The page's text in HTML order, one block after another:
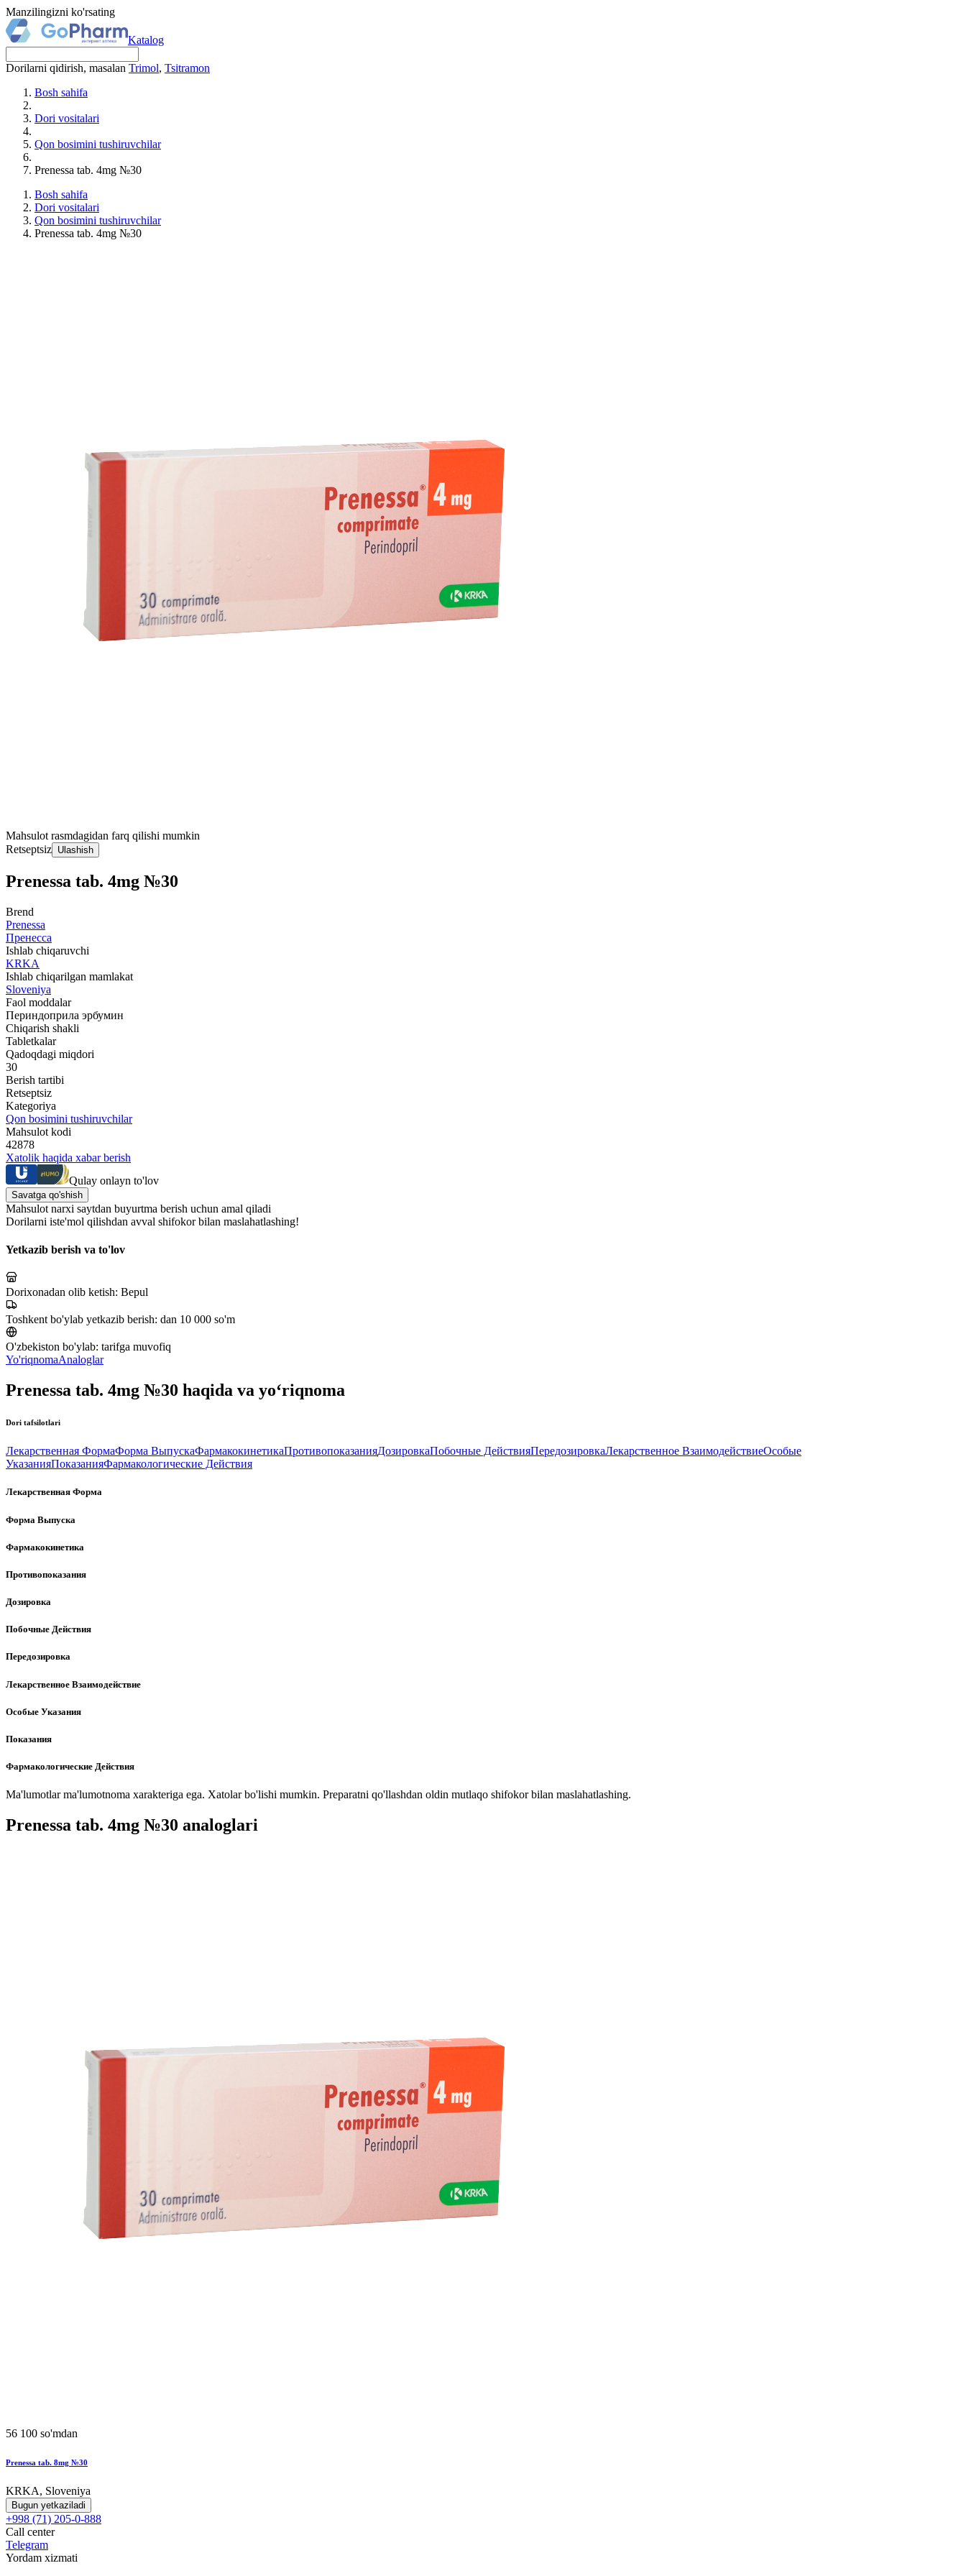
Manzilingizni ko'rsating
Katalog
Dorilarni qidirish, masalan Trimol, Tsitramon
Bosh sahifa
Dori vositalari
Qon bosimini tushiruvchilar
Prenessa tab. 4mg №30
Bosh sahifa
Dori vositalari
Qon bosimini tushiruvchilar
Prenessa tab. 4mg №30
Mahsulot rasmdagidan farq qilishi mumkin
Retseptsiz Ulashish
Prenessa tab. 4mg №30
Brend
Prenessa
Пренесса
Ishlab chiqaruvchi
KRKA
Ishlab chiqarilgan mamlakat
Sloveniya
Faol moddalar
Периндоприла эрбумин
Chiqarish shakli
Tabletkalar
Qadoqdagi miqdori
30
Berish tartibi
Retseptsiz
Kategoriya
Qon bosimini tushiruvchilar
Mahsulot kodi
42878
Xatolik haqida xabar berish
Qulay onlayn to'lov
Savatga qo'shish
Mahsulot narxi saytdan buyurtma berish uchun amal qiladi
Dorilarni iste'mol qilishdan avval shifokor bilan maslahatlashing!
Yetkazib berish va to'lov
Dorixonadan olib ketish: Bepul
Toshkent bo'ylab yetkazib berish: dan 10 000 so'm
O'zbekiston bo'ylab: tarifga muvofiq
Yo'riqnomaAnaloglar
Prenessa tab. 4mg №30 haqida va yo‘riqnoma
Dori tafsilotlari
Лекарственная ФормаФорма ВыпускаФармакокинетикаПротивопоказанияДозировкаПобочные ДействияПередозировкаЛекарственное ВзаимодействиеОсобые
УказанияПоказанияФармакологические Действия
Лекарственная Форма
Форма Выпуска
Фармакокинетика
Противопоказания
Дозировка
Побочные Действия
Передозировка
Лекарственное Взаимодействие
Особые Указания
Показания
Фармакологические Действия
Ma'lumotlar ma'lumotnoma xarakteriga ega. Xatolar bo'lishi mumkin. Preparatni qo'llashdan oldin mutlaqo shifokor bilan maslahatlashing.
Prenessa tab. 4mg №30 analoglari
56 100 so'mdan
Prenessa tab. 8mg №30
KRKA, Sloveniya
Bugun yetkaziladi
+998 (71) 205-0-888
Call center
Telegram
Yordam xizmati